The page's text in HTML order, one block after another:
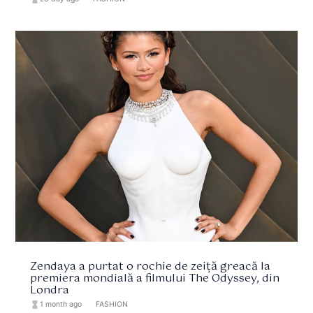
Zendaya a purtat o rochie de zeiță greacă la
premiera mondială a filmului The Odyssey, din
Londra
hourglass_full 1 month ago FASHION